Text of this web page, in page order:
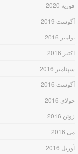
فوریه 2020
آگوست 2019
نوامبر 2016
اکتبر 2016
سپتامبر 2016
آگوست 2016
جولای 2016
ژوئن 2016
می 2016
آوریل 2016